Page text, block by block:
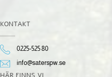
KONTAKT
0225-525 80
info@saterspw.se